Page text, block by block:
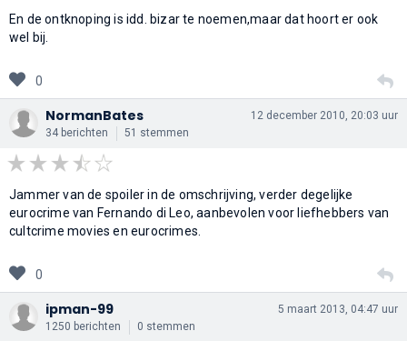
En de ontknoping is idd. bizar te noemen,maar dat hoort er ook
wel bij.
0
NormanBates
34 berichten 51 stemmen
12 december 2010, 20:03 uur
Jammer van de spoiler in de omschrijving, verder degelijke
eurocrime van Fernando di Leo, aanbevolen voor liefhebbers van
cultcrime movies en eurocrimes.
0
ipman-99
1250 berichten 0 stemmen
5 maart 2013, 04:47 uur